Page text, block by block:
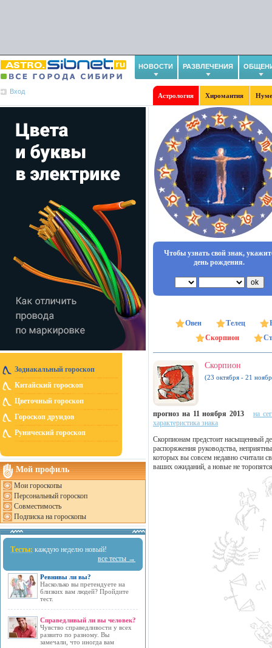
НОВОСТИ РАЗВЛЕЧЕНИЯ
Вход
Астрология Хиромантия
Зодиакальный гороскоп
Китайский гороскоп
Цветочный гороскоп
Гороскоп друидов
Рунический гороскоп
Мой профиль
Мои гороскопы
Персональный гороскоп
Совместимость
Подписка на гороскопы
Тесты: каждую неделю новый!
все тесты →
Ревнивы ли вы?
Насколько вы претендуете на
близких вам людей? Пройдите
тест.
Справедливый ли вы человек?
Чувство справедливости у всех
развито по разному. Вы
замечали, что иногда вам
Чтобы узнать свой знак,
день рождения.
Овен Телец
Скорпион
Скорпион
(23 октября - 21
прогноз на 11 ноября 2013
на
характеристика знака
Скорпионам предстоит насыщенный
распоряжения руководства,
которых вы совсем недавно считали
ваших ожиданий, а новые не